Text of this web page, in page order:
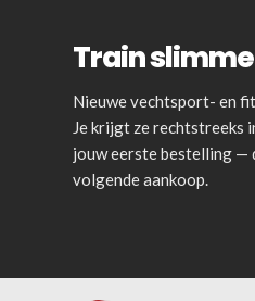
Train
Nieuwe vechtsport- en
Je krijgt ze rechtstreeks
jouw eerste bestelling —
volgende aankoop.